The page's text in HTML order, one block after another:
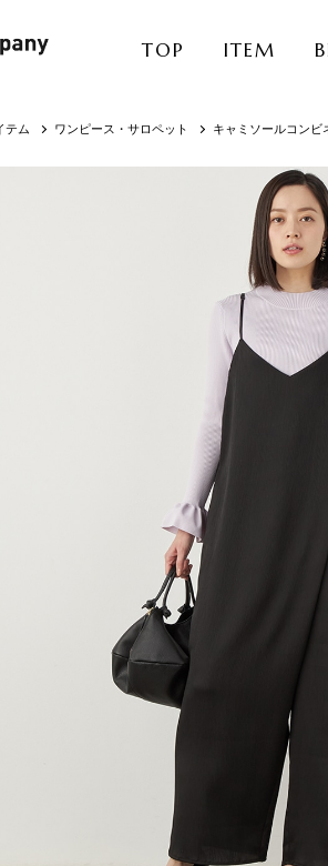
TOP ITEM
テム ワンピース・サロペット キャミソールコンビ